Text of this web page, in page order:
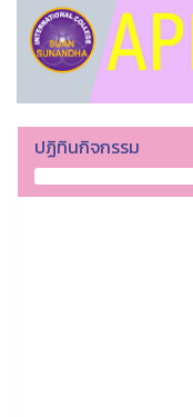
ปฏิทินกิจกรรม